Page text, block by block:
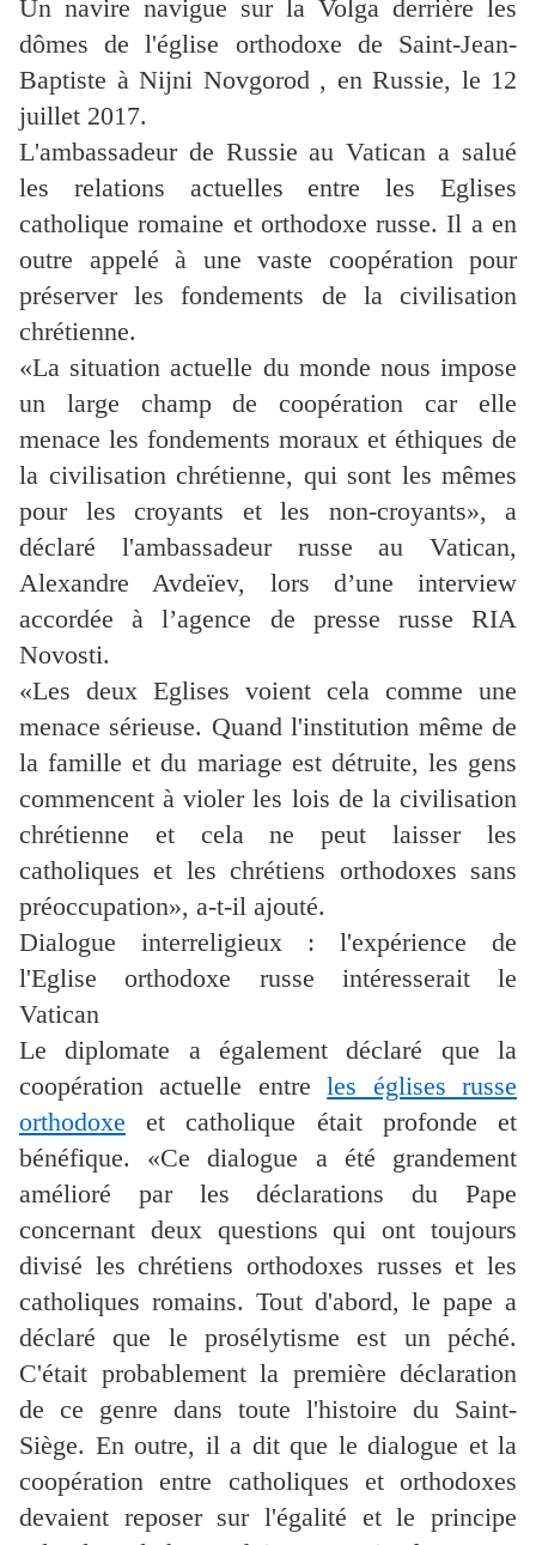
Un navire navigue sur la Volga derrière les
dômes de l'église orthodoxe de Saint-Jean-
Baptiste à Nijni Novgorod , en Russie, le 12
juillet 2017.
L'ambassadeur de Russie au Vatican a salué
les relations actuelles entre les Eglises
catholique romaine et orthodoxe russe. Il a en
outre appelé à une vaste coopération pour
préserver les fondements de la civilisation
chrétienne.
«La situation actuelle du monde nous impose
un large champ de coopération car elle
menace les fondements moraux et éthiques de
la civilisation chrétienne, qui sont les mêmes
pour les croyants et les non-croyants», a
déclaré l'ambassadeur russe au Vatican,
Alexandre Avdeïev, lors d’une interview
accordée à l’agence de presse russe RIA
Novosti.
«Les deux Eglises voient cela comme une
menace sérieuse. Quand l'institution même de
la famille et du mariage est détruite, les gens
commencent à violer les lois de la civilisation
chrétienne et cela ne peut laisser les
catholiques et les chrétiens orthodoxes sans
préoccupation», a-t-il ajouté.
Dialogue interreligieux : l'expérience de
l'Eglise orthodoxe russe intéresserait le
Vatican
Le diplomate a également déclaré que la
coopération actuelle entreles églises russe
orthodoxe et catholique était profonde et
bénéfique. «Ce dialogue a été grandement
amélioré par les déclarations du Pape
concernant deux questions qui ont toujours
divisé les chrétiens orthodoxes russes et les
catholiques romains. Tout d'abord, le pape a
déclaré que le prosélytisme est un péché.
C'était probablement la première déclaration
de ce genre dans toute l'histoire du Saint-
Siège. En outre, il a dit que le dialogue et la
coopération entre catholiques et orthodoxes
devaient reposer sur l'égalité et le principe